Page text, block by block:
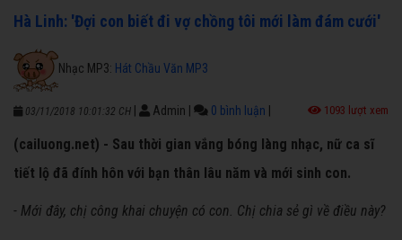
Hà Linh: 'Đợi con biết đi vợ chồng tôi mới làm đám cưới'
Nhạc MP3: Hát Chầu Văn MP3
03/11/2018 10:01:32 CH Admin 0 bình luận 1093 lượt xem
(cailuong.net) - Sau thời gian vắng bóng làng nhạc, nữ ca sĩ
tiết lộ đã đính hôn với bạn thân lâu năm và mới sinh con.
- Mới đây, chị công khai chuyện có con. Chị chia sẻ gì về điều này?